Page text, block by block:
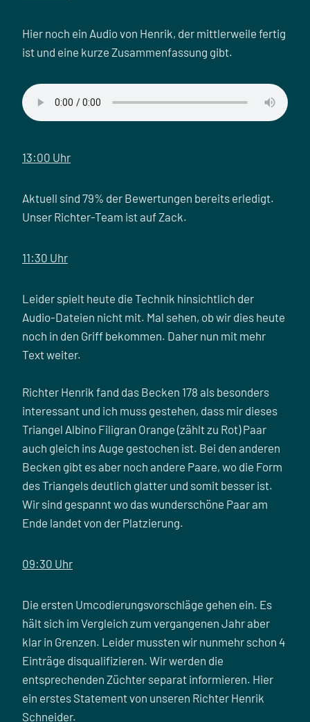
Hier noch ein Audio von Henrik, der mittlerweile fertig
ist und eine kurze Zusammenfassung gibt.
13:00 Uhr
Aktuell sind 79% der Bewertungen bereits erledigt.
Unser Richter-Team ist auf Zack.
11:30 Uhr
Leider spielt heute die Technik hinsichtlich der
Audio-Dateien nicht mit. Mal sehen, ob wir dies heute
noch in den Griff bekommen. Daher nun mit mehr
Text weiter.
Richter Henrik fand das Becken 178 als besonders
interessant und ich muss gestehen, dass mir dieses
Triangel Albino Filigran Orange (zählt zu Rot) Paar
auch gleich ins Auge gestochen ist. Bei den anderen
Becken gibt es aber noch andere Paare, wo die Form
des Triangels deutlich glatter und somit besser ist.
Wir sind gespannt wo das wunderschöne Paar am
Ende landet von der Platzierung.
09:30 Uhr
Die ersten Umcodierungsvorschläge gehen ein. Es
hält sich im Vergleich zum vergangenen Jahr aber
klar in Grenzen. Leider mussten wir nunmehr schon 4
Einträge disqualifizieren. Wir werden die
entsprechenden Züchter separat informieren. Hier
ein erstes Statement von unseren Richter Henrik
Schneider.